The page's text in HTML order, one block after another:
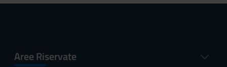
Aree Riservate